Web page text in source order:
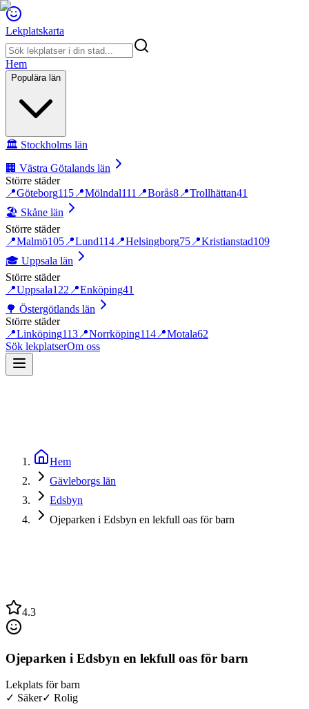
Lekplatskarta
Hem
Populära län
🏛️ Stockholms län
🏢 Västra Götalands län
Större städer
📍Göteborg115 📍Mölndal111 📍Borås8 📍Trollhättan41
🏖️ Skåne län
Större städer
📍Malmö105 📍Lund114 📍Helsingborg75 📍Kristianstad109
🎓 Uppsala län
Större städer
📍Uppsala122 📍Enköping41
🌳 Östergötlands län
Större städer
📍Linköping113 📍Norrköping114 📍Motala62
Sök lekplatserOm oss
Hem
Gävleborgs län
Edsbyn
Ojeparken i Edsbyn en lekfull oas för barn
4.3
Ojeparken i Edsbyn en lekfull oas för barn
Lekplats för barn
✓ Säker✓ Rolig